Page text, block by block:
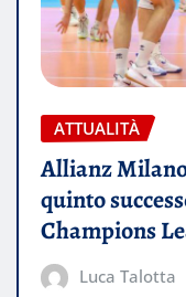
ATTUALITÀ
Allianz
quinto
Champions
Luca Talotta